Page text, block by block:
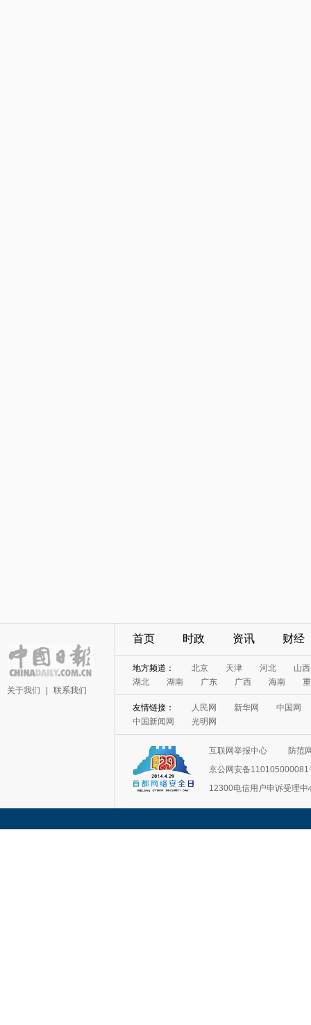
关于我们 联系我们
首页 时政 资讯 财经
地方频道： 北京 天津 河北
山西
湖北
湖南 广东 广西 海南
友情链接： 人民网 新华网
中国网
中国新闻网
光明网
互联网举报中心
防范
京公网安备110105000081
12300电信用户申诉受理中